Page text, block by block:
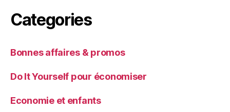
Categories
Bonnes affaires & promos
Do It Yourself pour économiser
Economie et enfants